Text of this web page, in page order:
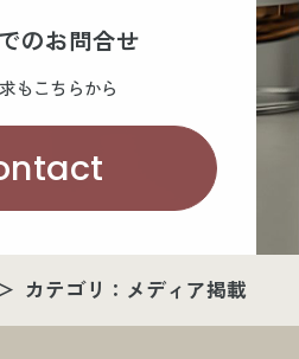
のお問合せ
もこちらから
カテゴリ：メディア掲載